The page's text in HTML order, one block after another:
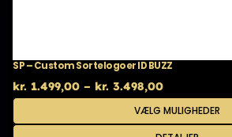
SP – Custom Sortelogoer ID BUZZ
kr. 1.499,00 – kr. 3.498,00Prisinterval:
kr. 1.499,00
til
kr. 3.498,00
VÆLG MULIGHEDER
Dette
vare